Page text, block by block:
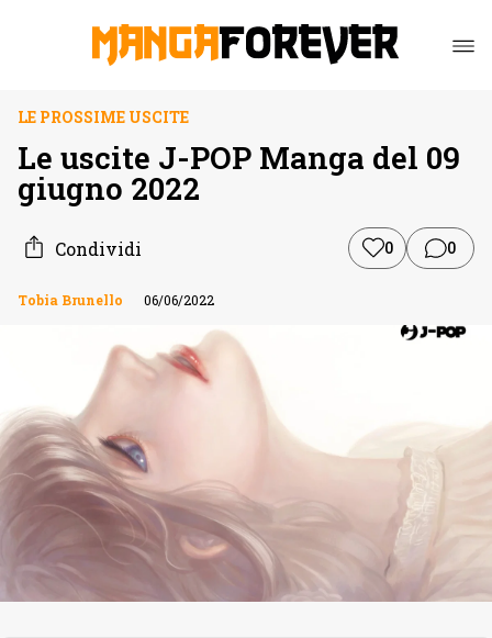
LE PROSSIME USCITE
Le uscite J-POP Manga del 09
giugno 2022
Condividi 0 0
Tobia Brunello 06/06/2022